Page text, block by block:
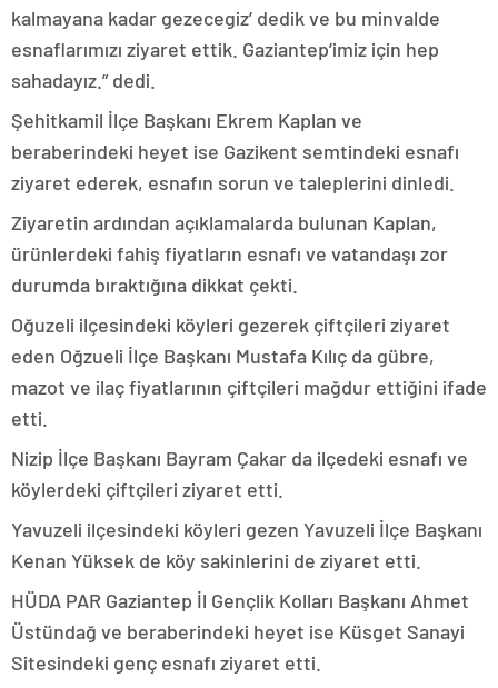
kalmayana kadar gezecegiz’ dedik ve bu minvalde
esnaflarımızı ziyaret ettik. Gaziantep’imiz için hep
sahadayız.” dedi.
Şehitkamil İlçe Başkanı Ekrem Kaplan ve
beraberindeki heyet ise Gazikent semtindeki esnafı
ziyaret ederek, esnafın sorun ve taleplerini dinledi.
Ziyaretin ardından açıklamalarda bulunan Kaplan,
ürünlerdeki fahiş fiyatların esnafı ve vatandaşı zor
durumda bıraktığına dikkat çekti.
Oğuzeli ilçesindeki köyleri gezerek çiftçileri ziyaret
eden Oğzueli İlçe Başkanı Mustafa Kılıç da gübre,
mazot ve ilaç fiyatlarının çiftçileri mağdur ettiğini ifade
etti.
Nizip İlçe Başkanı Bayram Çakar da ilçedeki esnafı ve
köylerdeki çiftçileri ziyaret etti.
Yavuzeli ilçesindeki köyleri gezen Yavuzeli İlçe Başkanı
Kenan Yüksek de köy sakinlerini de ziyaret etti.
HÜDA PAR Gaziantep İl Gençlik Kolları Başkanı Ahmet
Üstündağ ve beraberindeki heyet ise Küsget Sanayi
Sitesindeki genç esnafı ziyaret etti.